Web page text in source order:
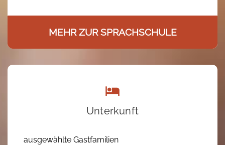
MEHR ZUR SPRACHSCHULE
Unterkunft
ausgewählte Gastfamilien